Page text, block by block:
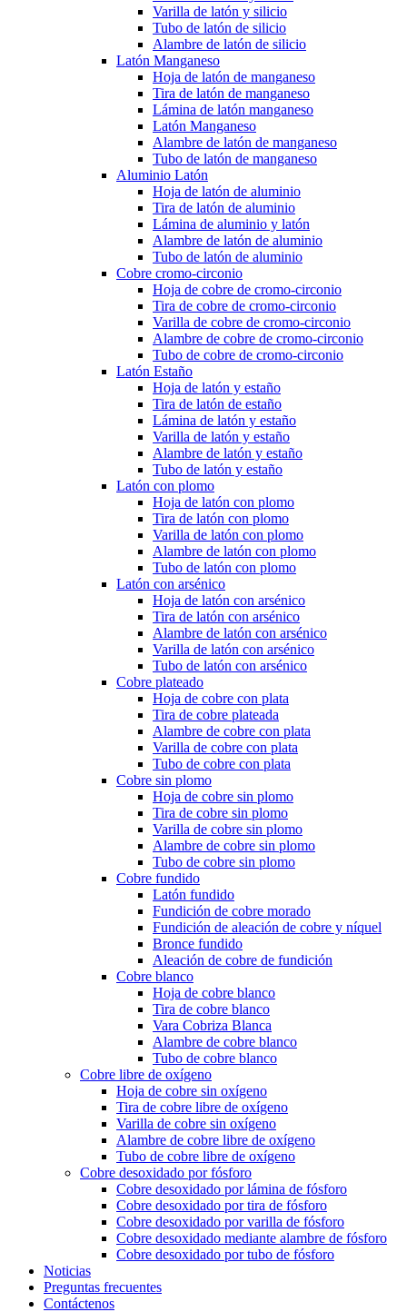
Varilla de latón y silicio
Tubo de latón de silicio
Alambre de latón de silicio
Latón Manganeso
Hoja de latón de manganeso
Tira de latón de manganeso
Lámina de latón manganeso
Latón Manganeso
Alambre de latón de manganeso
Tubo de latón de manganeso
Aluminio Latón
Hoja de latón de aluminio
Tira de latón de aluminio
Lámina de aluminio y latón
Alambre de latón de aluminio
Tubo de latón de aluminio
Cobre cromo-circonio
Hoja de cobre de cromo-circonio
Tira de cobre de cromo-circonio
Varilla de cobre de cromo-circonio
Alambre de cobre de cromo-circonio
Tubo de cobre de cromo-circonio
Latón Estaño
Hoja de latón y estaño
Tira de latón de estaño
Lámina de latón y estaño
Varilla de latón y estaño
Alambre de latón y estaño
Tubo de latón y estaño
Latón con plomo
Hoja de latón con plomo
Tira de latón con plomo
Varilla de latón con plomo
Alambre de latón con plomo
Tubo de latón con plomo
Latón con arsénico
Hoja de latón con arsénico
Tira de latón con arsénico
Alambre de latón con arsénico
Varilla de latón con arsénico
Tubo de latón con arsénico
Cobre plateado
Hoja de cobre con plata
Tira de cobre plateada
Alambre de cobre con plata
Varilla de cobre con plata
Tubo de cobre con plata
Cobre sin plomo
Hoja de cobre sin plomo
Tira de cobre sin plomo
Varilla de cobre sin plomo
Alambre de cobre sin plomo
Tubo de cobre sin plomo
Cobre fundido
Latón fundido
Fundición de cobre morado
Fundición de aleación de cobre y níquel
Bronce fundido
Aleación de cobre de fundición
Cobre blanco
Hoja de cobre blanco
Tira de cobre blanco
Vara Cobriza Blanca
Alambre de cobre blanco
Tubo de cobre blanco
Cobre libre de oxígeno
Hoja de cobre sin oxígeno
Tira de cobre libre de oxígeno
Varilla de cobre sin oxígeno
Alambre de cobre libre de oxígeno
Tubo de cobre libre de oxígeno
Cobre desoxidado por fósforo
Cobre desoxidado por lámina de fósforo
Cobre desoxidado por tira de fósforo
Cobre desoxidado por varilla de fósforo
Cobre desoxidado mediante alambre de fósforo
Cobre desoxidado por tubo de fósforo
Noticias
Preguntas frecuentes
Contáctenos